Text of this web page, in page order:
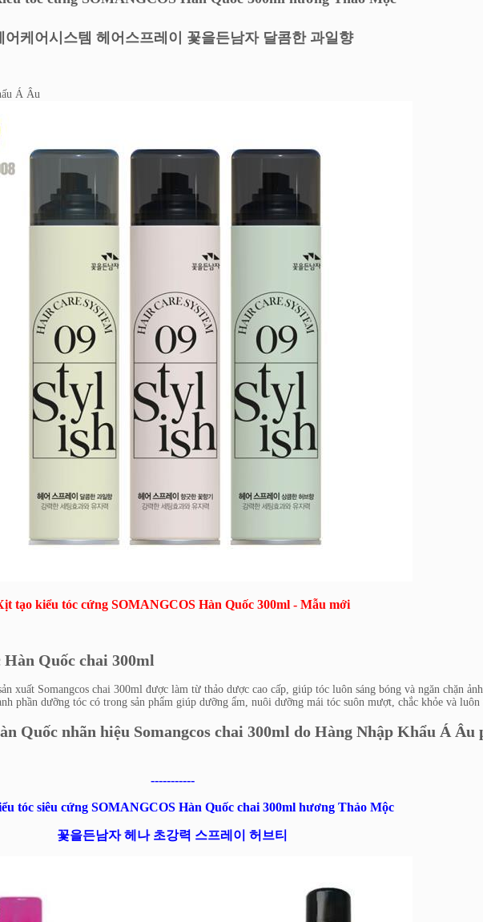
어케어시스템 헤어스프레이 꽃을든남자 달콤한 과일향
Á Âu
tạo kiểu tóc cứng SOMANGCOS Hàn Quốc 300ml - Mẫu mới
Quốc chai 300ml
xuất Somangcos chai 300ml được làm từ thảo dược cao cấp, giúp tóc luôn sáng bóng và ngăn chặn
phần dưỡng tóc có trong sản phẩm giúp dưỡng ẩm, nuôi dưỡng mái tóc suôn mượt, chắc khỏe và luôn
Quốc nhãn hiệu Somangcos chai 300ml do Hàng Nhập Khẩu Á Âu
-----------
tóc siêu cứng SOMANGCOS Hàn Quốc chai 300ml hương Thảo Mộc
꽃을든남자 헤나 초강력 스프레이 허브티